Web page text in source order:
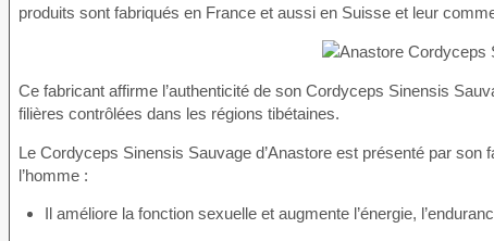
produits sont fabriqués en France et aussi en Suisse et leur
Ce fabricant affirme l’authenticité de son Cordyceps Sinensis
filières contrôlées dans les régions tibétaines.
Le Cordyceps Sinensis Sauvage d’Anastore est présenté par
l’homme :
Il améliore la fonction sexuelle et augmente l’énergie,